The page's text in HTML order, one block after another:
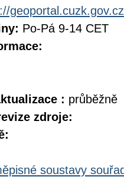
geoportal.cuzk.gov.cz
Po-Pá 9-14 CET
: průběžně
zdroje:
soustavy